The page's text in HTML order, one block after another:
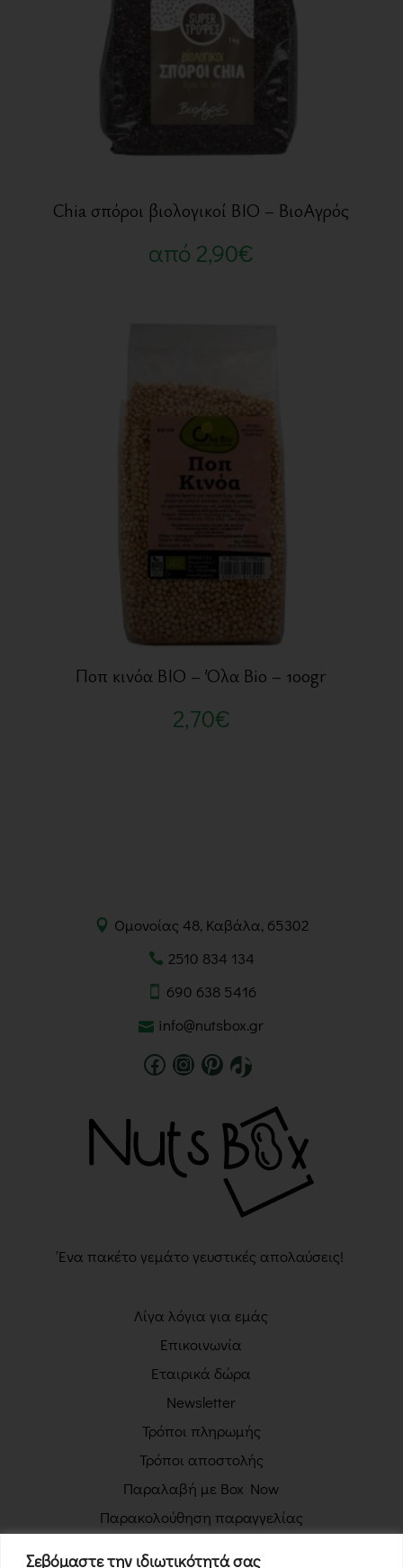
Σεβόμαστε την ιδιωτικότητά σας
Chia σπόροι βιολογικοί BIO – ΒιοΑγρός
από 2,90€
Ποπ κινόα BIO – Όλα Bio – 100gr
2,70€
Ομονοίας 48, Καβάλα, 65302
2510 834 134
690 638 5416
info@nutsbox.gr
Ένα πακέτο γεμάτο γευστικές απολαύσεις!
Λίγα λόγια για εμάς
Επικοινωνία
Εταιρικά δώρα
Newsletter
Τρόποι πληρωμής
Τρόποι αποστολής
Παραλαβή με Box Now
Παρακολούθηση παραγγελίας